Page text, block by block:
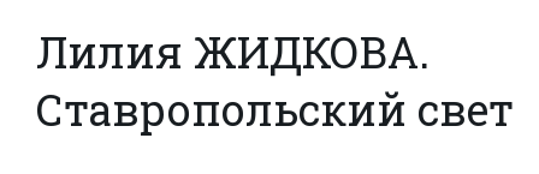
Лилия ЖИДКОВА.
Ставропольский свет